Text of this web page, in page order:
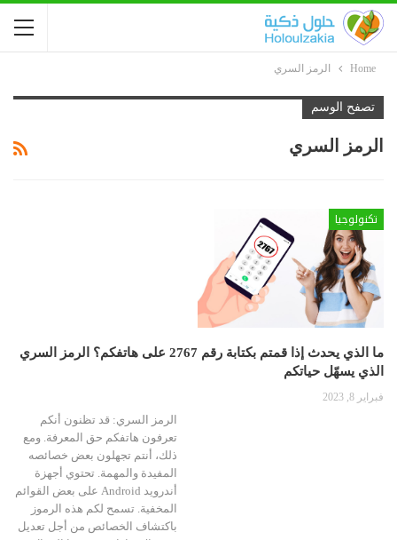
Home الرمز السري
تصفح الوسم
الرمز السري
تكنولوجيا
ما الذي يحدث إذا قمتم بكتابة رقم 2767 على هاتفكم؟ الرمز السري
الذي يسهّل حياتكم
فبراير 8, 2023
الرمز السري: قد تظنون أنكم
تعرفون هاتفكم حق المعرفة. ومع
ذلك، أنتم تجهلون بعض خصائصه
المفيدة والمهمة. تحتوي أجهزة
أندرويد Android على بعض القوائم
المخفية. تسمح لكم هذه الرموز
باكتشاف الخصائص من أجل تعديل